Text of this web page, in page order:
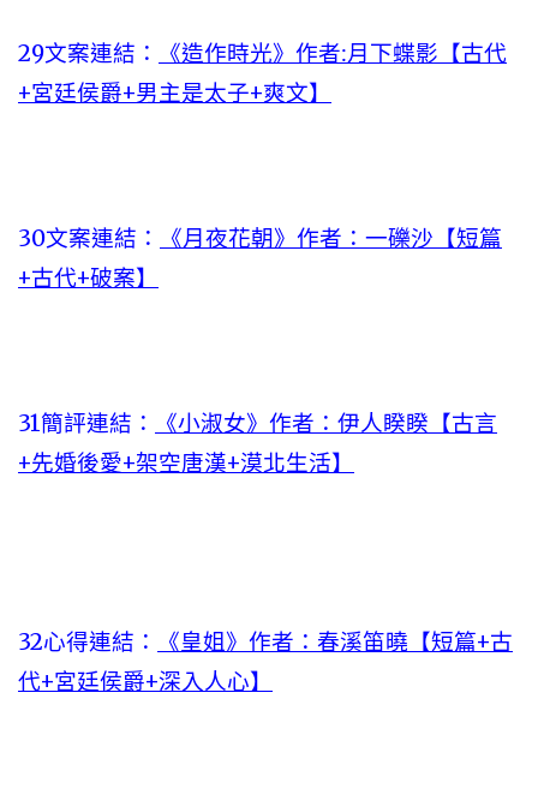
29文案連結：
《造作時光》作者:月下蝶影【古代
+宮廷侯爵+男主是太子+爽文】
30文案連結：
《月夜花朝》作者：一礫沙【短篇
+古代+破案】
31簡評連結：
《小淑女》作者：伊人睽睽【古言
+先婚後愛+架空唐漢+漠北生活】
32心得連結：
《皇姐》作者：春溪笛曉【短篇+古
代+宮廷侯爵+深入人心】